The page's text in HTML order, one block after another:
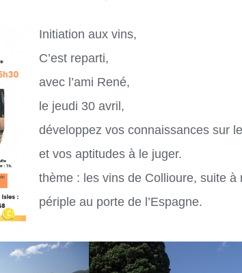
Initiation aux vins,
C’est reparti,
avec l’ami René,
le jeudi 30 avril,
développez vos connaissances sur
et vos aptitudes à le juger.
thème : les vins de Collioure, suite à
périple au porte de l’Espagne.